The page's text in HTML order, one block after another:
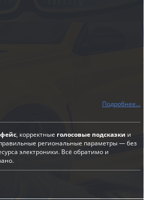
Подробнее...
, корректные голосовые подсказки и
региональные параметры — без
электроники. Всё обратимо и